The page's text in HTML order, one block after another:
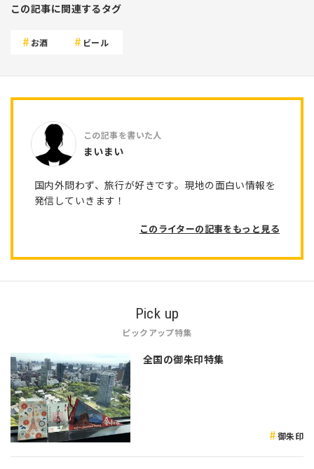
この記事に関連するタグ
お酒 ビール
まいまい
国内外問わず、旅行が好きです。現地の面白い情報を
発信していきます！
このライターの記事をもっと見る
Pick up
ピックアップ特集
全国の御朱印特集
御朱印